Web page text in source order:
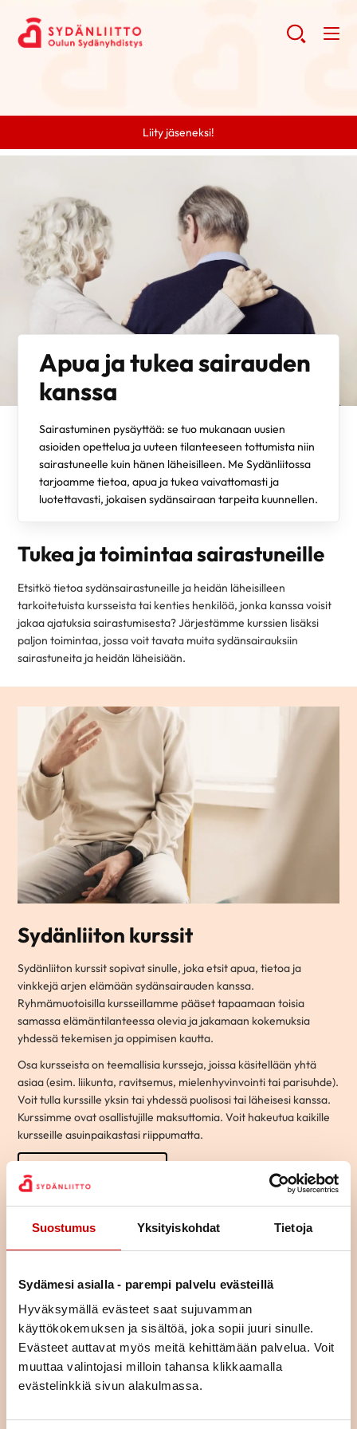
Suostumus Yksityiskohdat Tietoja
Sydämesi asialla - parempi palvelu evästeillä
Hyväksymällä evästeet saat sujuvamman
käyttökokemuksen ja sisältöä, joka sopii juuri sinulle.
Evästeet auttavat myös meitä kehittämään palvelua. Voit
muuttaa valintojasi milloin tahansa klikkaamalla
evästelinkkiä sivun alakulmassa.
Liity jäseneksi!
Apua ja tukea sairauden
kanssa
Sairastuminen pysäyttää: se tuo mukanaan uusien
asioiden opettelua ja uuteen tilanteeseen tottumista niin
sairastuneelle kuin hänen läheisilleen. Me Sydänliitossa
tarjoamme tietoa, apua ja tukea vaivattomasti ja
luotettavasti, jokaisen sydänsairaan tarpeita kuunnellen.
Tukea ja toimintaa sairastuneille
Etsitkö tietoa sydänsairastuneille ja heidän läheisilleen
tarkoitetuista kursseista tai kenties henkilöä, jonka kanssa voisit
jakaa ajatuksia sairastumisesta? Järjestämme kurssien lisäksi
paljon toimintaa, jossa voit tavata muita sydänsairauksiin
sairastuneita ja heidän läheisiään.
Sydänliiton kurssit
Sydänliiton kurssit sopivat sinulle, joka etsit apua, tietoa ja
vinkkejä arjen elämään sydänsairauden kanssa.
Ryhmämuotoisilla kursseillamme pääset tapaamaan toisia
samassa elämäntilanteessa olevia ja jakamaan kokemuksia
yhdessä tekemisen ja oppimisen kautta.
Osa kursseista on teemallisia kursseja, joissa käsitellään yhtä
asiaa (esim. liikunta, ravitsemus, mielenhyvinvointi tai parisuhde).
Voit tulla kurssille yksin tai yhdessä puolisosi tai läheisesi kanssa.
Kurssimme ovat osallistujille maksuttomia. Voit hakeutua kaikille
kursseille asuinpaikastasi riippumatta.